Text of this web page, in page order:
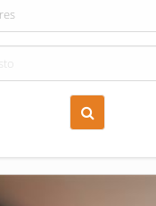
času pridania